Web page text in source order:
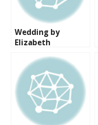
Wedding by
Elizabeth